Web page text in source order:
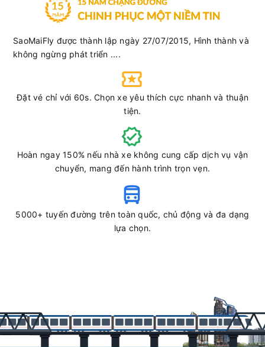
SaoMaiFly được thành lập ngày 27/07/2015, Hình thành và
không ngừng phát triển ....
Đặt vé chỉ với 60s. Chọn xe yêu thích cực nhanh và thuận
tiện.
Hoàn ngay 150% nếu nhà xe không cung cấp dịch vụ vận
chuyển, mang đến hành trình trọn vẹn.
5000+ tuyến đường trên toàn quốc, chủ động và đa dạng
lựa chọn.